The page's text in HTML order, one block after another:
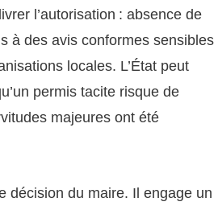
l’autorisation : absence de
à des avis conformes sensibles
locales. L’État peut
permis tacite risque de
majeures ont été
décision du maire. Il engage un